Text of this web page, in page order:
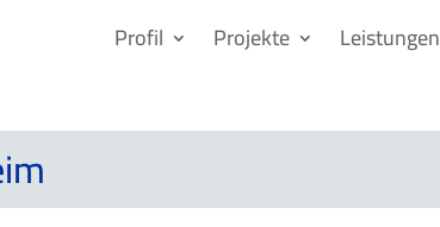
Profil Projekte Leistungen